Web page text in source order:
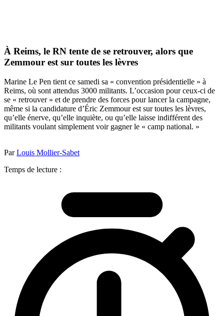
À Reims, le RN tente de se retrouver, alors que
Zemmour est sur toutes les lèvres
Marine Le Pen tient ce samedi sa « convention présidentielle » à
Reims, où sont attendus 3000 militants. L’occasion pour ceux-ci de
se « retrouver » et de prendre des forces pour lancer la campagne,
même si la candidature d’Éric Zemmour est sur toutes les lèvres,
qu’elle énerve, qu’elle inquiète, ou qu’elle laisse indifférent des
militants voulant simplement voir gagner le « camp national. »
ParLouis Mollier-Sabet
Temps de lecture :